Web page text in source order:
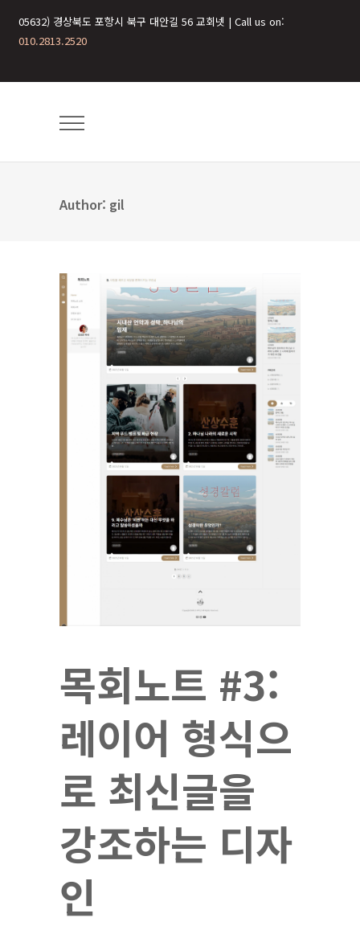
05632) 경상북도 포항시 북구 대안길 56 교회넷 | Call us on:
010.2813.2520
Author: gil
목회노트 #3:
레이어 형식으
로 최신글을
강조하는 디자
인